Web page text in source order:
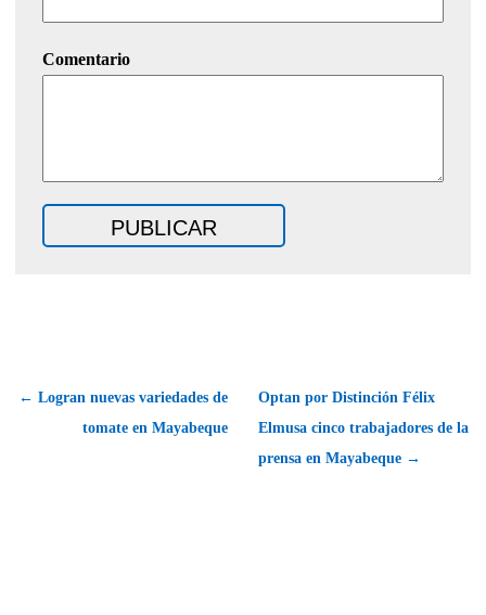
Comentario
← Logran nuevas variedades de
tomate en Mayabeque
Optan por Distinción Félix
Elmusa cinco trabajadores de la
prensa en Mayabeque →